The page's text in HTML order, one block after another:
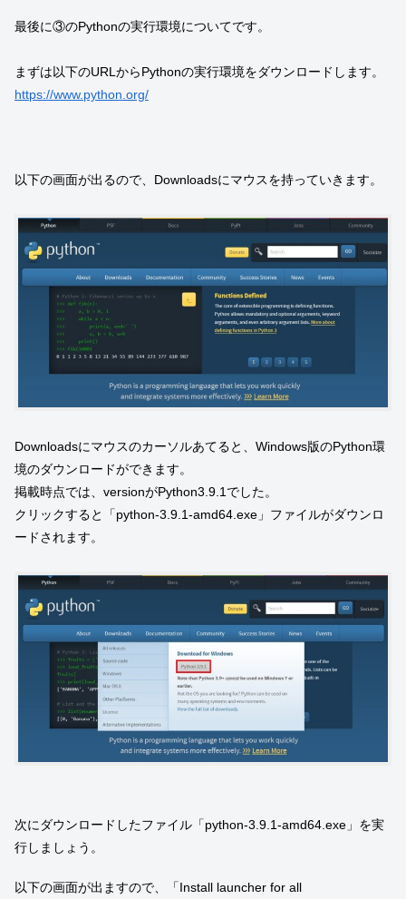
最後に③のPythonの実行環境についてです。
まずは以下のURLからPythonの実行環境をダウンロードします。
https://www.python.org/
以下の画面が出るので、Downloadsにマウスを持っていきます。
Downloadsにマウスのカーソルあてると、Windows版のPython環
境のダウンロードができます。
掲載時点では、versionがPython3.9.1でした。
クリックすると「python-3.9.1-amd64.exe」ファイルがダウンロ
ードされます。
次にダウンロードしたファイル「python-3.9.1-amd64.exe」を実
行しましょう。
以下の画面が出ますので、「Install launcher for all